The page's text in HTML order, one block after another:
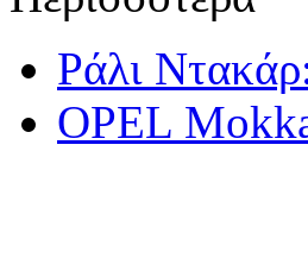
Ράλι
OPEL